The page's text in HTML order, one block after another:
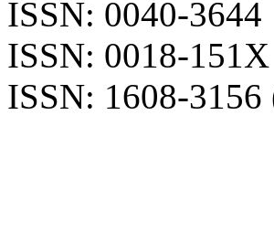
ISSN: 0040-3644
ISSN: 0018-
ISSN: 1608-3156